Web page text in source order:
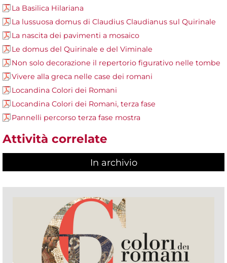
La Basilica Hilariana
La lussuosa domus di Claudius Claudianus sul Quirinale
La nascita dei pavimenti a mosaico
Le domus del Quirinale e del Viminale
Non solo decorazione il repertorio figurativo nelle tombe
Vivere alla greca nelle case dei romani
Locandina Colori dei Romani
Locandina Colori dei Romani, terza fase
Pannelli percorso terza fase mostra
Attività correlate
In archivio